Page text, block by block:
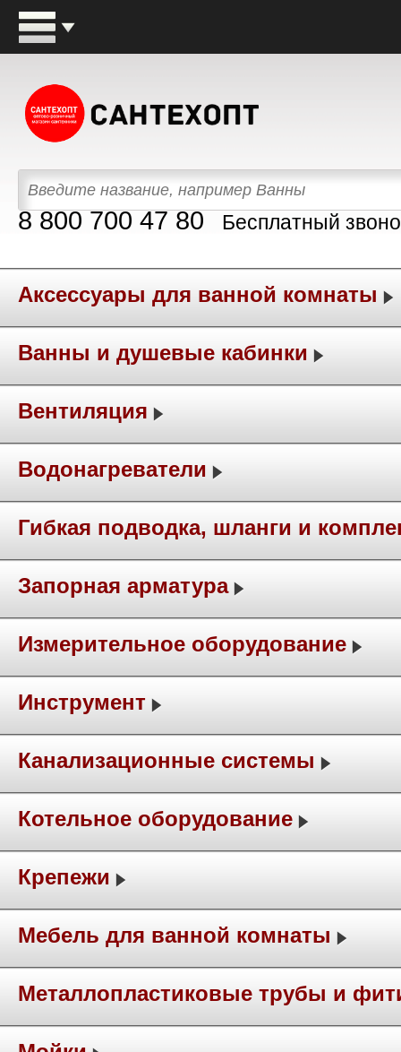
8 800 700 47 80 Бесплатный
Аксессуары для ванной комнаты
Ванны и душевые кабинки
Вентиляция
Водонагреватели
Гибкая подводка, шланги и
Запорная арматура
Измерительное оборудование
Инструмент
Канализационные системы
Котельное оборудование
Крепежи
Мебель для ванной комнаты
Металлопластиковые трубы и